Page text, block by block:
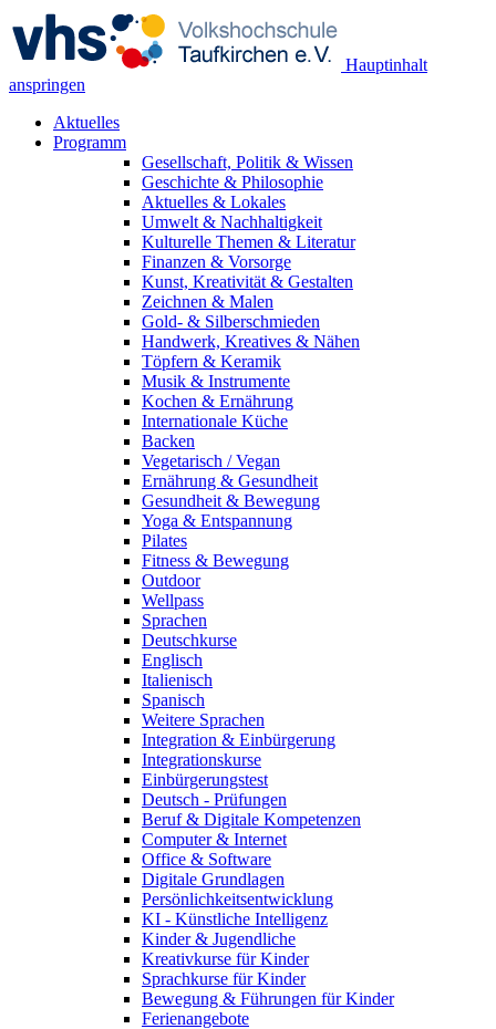
Hauptinhalt
anspringen
Aktuelles
Programm
Gesellschaft, Politik & Wissen
Geschichte & Philosophie
Aktuelles & Lokales
Umwelt & Nachhaltigkeit
Kulturelle Themen & Literatur
Finanzen & Vorsorge
Kunst, Kreativität & Gestalten
Zeichnen & Malen
Gold- & Silberschmieden
Handwerk, Kreatives & Nähen
Töpfern & Keramik
Musik & Instrumente
Kochen & Ernährung
Internationale Küche
Backen
Vegetarisch / Vegan
Ernährung & Gesundheit
Gesundheit & Bewegung
Yoga & Entspannung
Pilates
Fitness & Bewegung
Outdoor
Wellpass
Sprachen
Deutschkurse
Englisch
Italienisch
Spanisch
Weitere Sprachen
Integration & Einbürgerung
Integrationskurse
Einbürgerungstest
Deutsch - Prüfungen
Beruf & Digitale Kompetenzen
Computer & Internet
Office & Software
Digitale Grundlagen
Persönlichkeitsentwicklung
KI - Künstliche Intelligenz
Kinder & Jugendliche
Kreativkurse für Kinder
Sprachkurse für Kinder
Bewegung & Führungen für Kinder
Ferienangebote